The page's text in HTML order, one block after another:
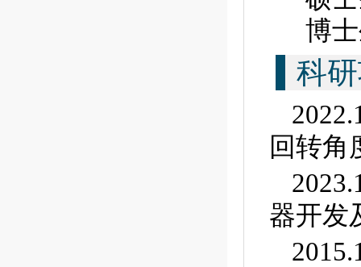
博
科
回转角
器开发